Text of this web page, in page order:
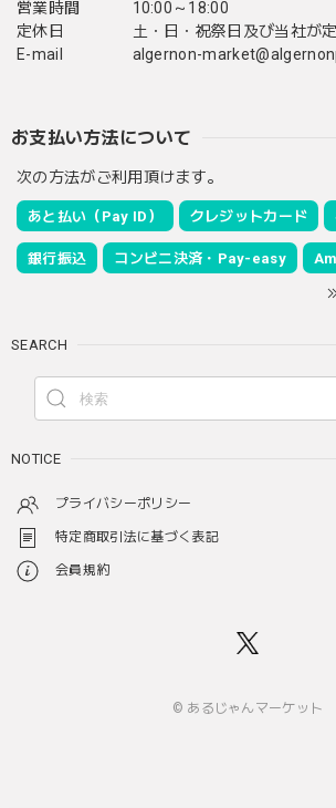
営業時間
10:00～18:00
定休日
土・日・祝祭日及び当社が
E-mail
algernon-
お支払い方法について
次の方法がご利用頂けます。
あと払い（Pay ID） クレジットカード
銀行振込 コンビニ決済・Pay-easy
SEARCH
NOTICE
プライバシーポリシー
特定商取引法に基づく表記
会員規約
© あるじゃんマーケット